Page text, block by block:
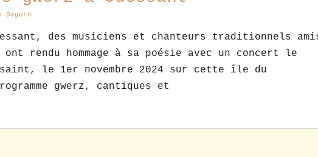
Dagorn
des musiciens et chanteurs traditionnels
ont rendu hommage à sa poésie avec un concert le
le 1er novembre 2024 sur cette île du
gwerz, cantiques et